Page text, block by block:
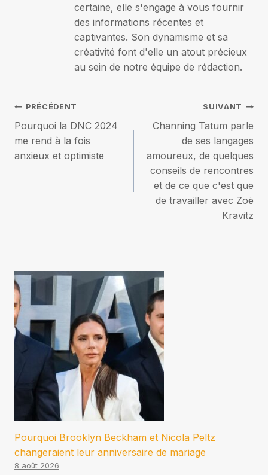
certaine, elle s'engage à vous fournir
des informations récentes et
captivantes. Son dynamisme et sa
créativité font d'elle un atout précieux
au sein de notre équipe de rédaction.
Navigation
de
l’article
PRÉCÉDENT
Pourquoi la DNC 2024
me rend à la fois
anxieux et optimiste
SUIVANT
Channing Tatum parle
de ses langages
amoureux, de quelques
conseils de rencontres
et de ce que c'est que
de travailler avec Zoë
Kravitz
Pourquoi Brooklyn Beckham et Nicola Peltz
changeraient leur anniversaire de mariage
8 août 2026